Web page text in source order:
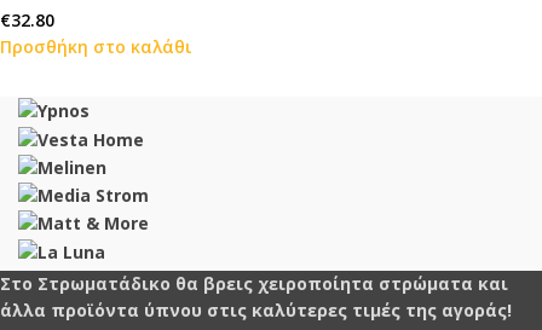
€32.80
Προσθήκη στο καλάθι
Στο Στρωματάδικο θα βρεις χειροποίητα στρώματα και
άλλα προϊόντα ύπνου στις καλύτερες τιμές της αγοράς!